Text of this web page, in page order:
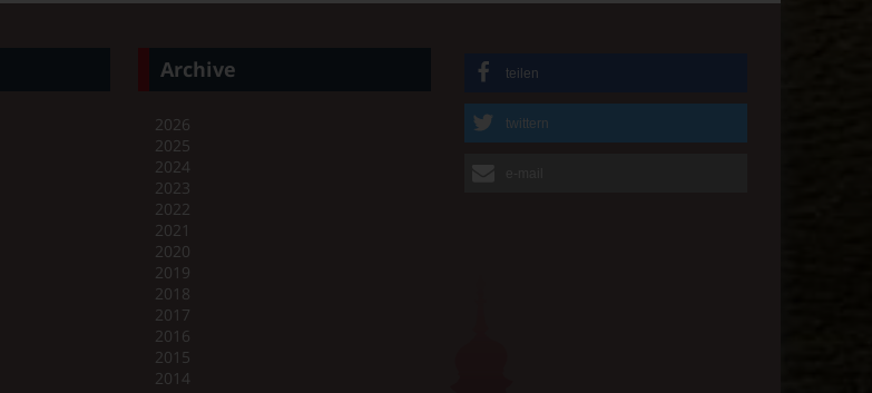
Archive
2026
2025
2024
2023
2022
2021
2020
2019
2018
2017
2016
2015
2014
teilen
twittern